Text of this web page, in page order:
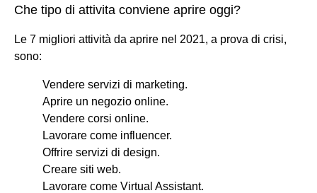
Che tipo di attivita conviene aprire oggi?
Le 7 migliori attività da aprire nel 2021, a prova di crisi,
sono:
Vendere servizi di marketing.
Aprire un negozio online.
Vendere corsi online.
Lavorare come influencer.
Offrire servizi di design.
Creare siti web.
Lavorare come Virtual Assistant.